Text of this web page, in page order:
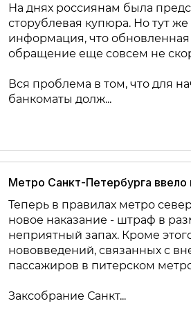
На днях россиянам была
сторублевая купюра. Но тут
информация, что обновленная
обращение еще совсем не
Вся проблема в том, что для
банкоматы долж...
Метро Санкт-Петербурга ввело
Теперь в правилах метро
новое наказание - штраф в
неприятный запах. Кроме
нововведений, связанных с
пассажиров в питерском
Заксобрание Санкт...